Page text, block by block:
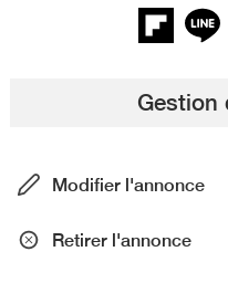
Gestion
Modifier l'annonce
Retirer l'annonce